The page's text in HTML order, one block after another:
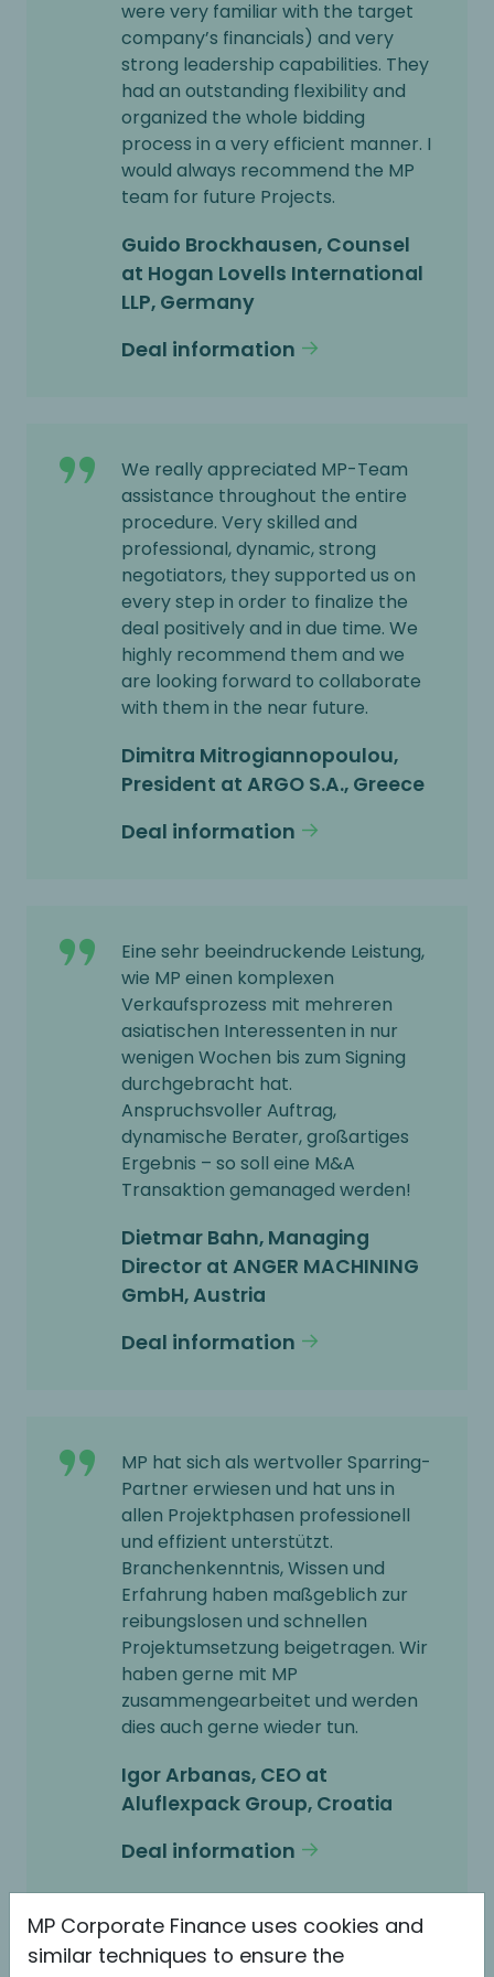
MP Corporate Finance uses cookies and
similar techniques to ensure the
were very familiar with the target
company’s financials) and very
strong leadership capabilities. They
had an outstanding flexibility and
organized the whole bidding
process in a very efficient manner. I
would always recommend the MP
team for future Projects.
Guido Brockhausen, Counsel
at Hogan Lovells International
LLP, Germany
Deal information
We really appreciated MP-Team
assistance throughout the entire
procedure. Very skilled and
professional, dynamic, strong
negotiators, they supported us on
every step in order to finalize the
deal positively and in due time. We
highly recommend them and we
are looking forward to collaborate
with them in the near future.
Dimitra Mitrogiannopoulou,
President at ARGO S.A., Greece
Deal information
Eine sehr beeindruckende Leistung,
wie MP einen komplexen
Verkaufsprozess mit mehreren
asiatischen Interessenten in nur
wenigen Wochen bis zum Signing
durchgebracht hat.
Anspruchsvoller Auftrag,
dynamische Berater, großartiges
Ergebnis – so soll eine M&A
Transaktion gemanaged werden!
Dietmar Bahn, Managing
Director at ANGER MACHINING
GmbH, Austria
Deal information
MP hat sich als wertvoller Sparring-
Partner erwiesen und hat uns in
allen Projektphasen professionell
und effizient unterstützt.
Branchenkenntnis, Wissen und
Erfahrung haben maßgeblich zur
reibungslosen und schnellen
Projektumsetzung beigetragen. Wir
haben gerne mit MP
zusammengearbeitet und werden
dies auch gerne wieder tun.
Igor Arbanas, CEO at
Aluflexpack Group, Croatia
Deal information
During our partnership with MP they